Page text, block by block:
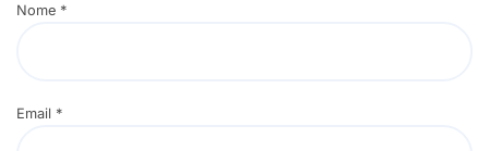
Nome *
Email *